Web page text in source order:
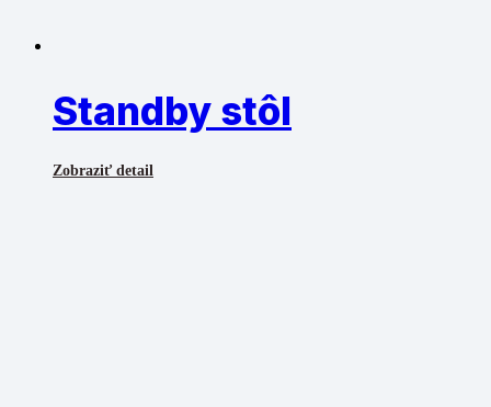
Standby stôl
Zobraziť detail